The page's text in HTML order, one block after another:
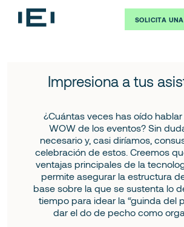
SOLICITA
Impresiona a tus
¿Cuántas veces has oído
WOW de los eventos? Sin
necesario y, casi diríamos,
celebración de estos. Creemos
ventajas principales de la
permite asegurar la estructura
base sobre la que se sustenta lo
tiempo para idear la “guinda del
dar el do de pecho como